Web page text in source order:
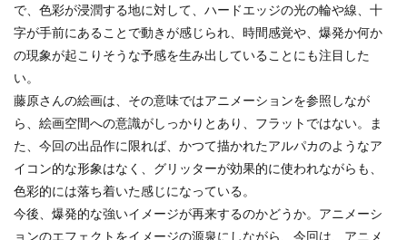
で、色彩が浸潤する地に対して、ハードエッジの光の輪や線、十
字が手前にあることで動きが感じられ、時間感覚や、爆発か何か
の現象が起こりそうな予感を生み出していることにも注目した
い。
藤原さんの絵画は、その意味ではアニメーションを参照しなが
ら、絵画空間への意識がしっかりとあり、フラットではない。ま
た、今回の出品作に限れば、かつて描かれたアルパカのようなア
イコン的な形象はなく、グリッターが効果的に使われながらも、
色彩的には落ち着いた感じになっている。
今後、爆発的な強いイメージが再来するのかどうか。アニメーシ
ョンのエフェクトをイメージの源泉にしながら、今回は、アニメ